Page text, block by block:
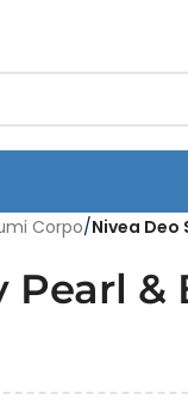
Corpo/Nivea Deo
Pearl &